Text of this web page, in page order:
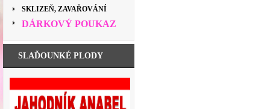
SKLIZEŇ, ZAVAŘOVÁNÍ
DÁRKOVÝ POUKAZ
SLAĎOUNKÉ PLODY